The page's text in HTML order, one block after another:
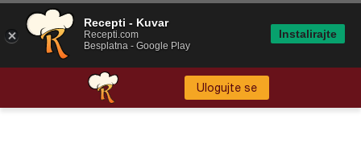
Ulogujte se
Recepti - Kuvar
Recepti.com
Besplatna - Google Play
Instalirajte